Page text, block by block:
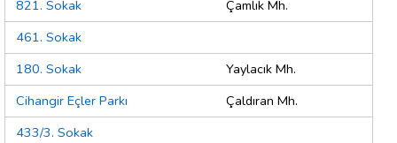
821. Sokak
Çamlık Mh.
461. Sokak
180. Sokak
Yaylacık Mh.
Cihangir Eçler Parkı
Çaldıran Mh.
433/3. Sokak